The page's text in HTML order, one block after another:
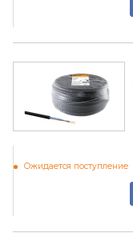
Ожидается поступление